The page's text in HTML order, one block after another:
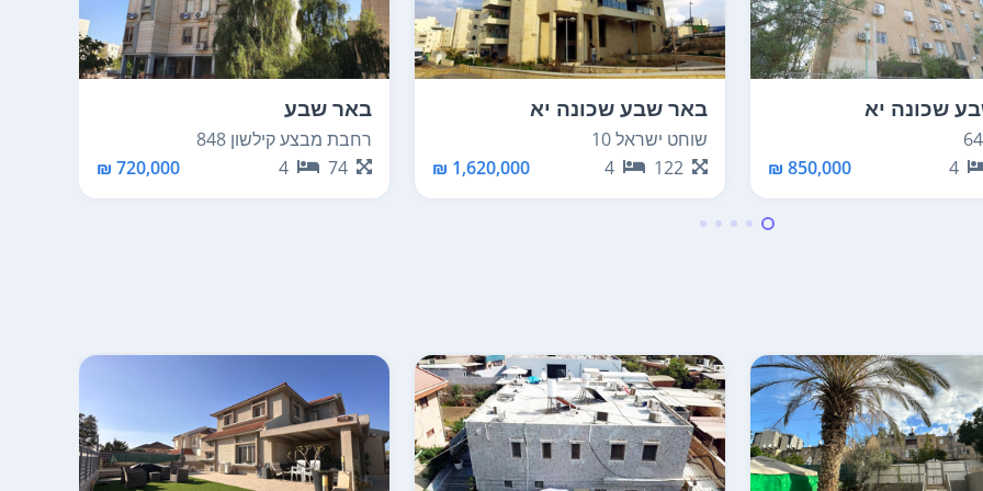
שכונה יא
4
850,000 ₪
באר שבע שכונה יא
שוחט ישראל 10
122
4
1,620,000 ₪
באר שבע
רחבת מבצע קילשון 848
74
4
720,000 ₪